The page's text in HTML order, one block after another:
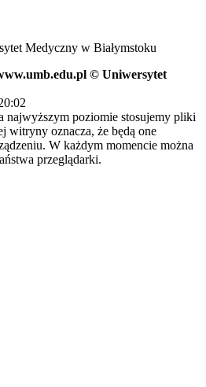
Medyczny w Białymstoku
© Uniwersytet
najwyższym poziomie stosujemy pliki
witryny oznacza, że będą one
W każdym momencie można
przeglądarki.